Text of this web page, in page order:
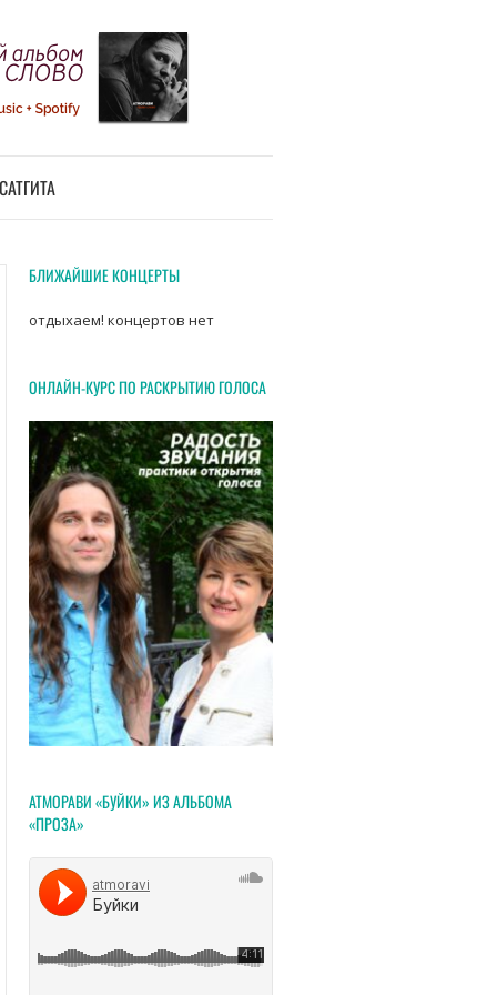
САТГИТА
БЛИЖАЙШИЕ КОНЦЕРТЫ
отдыхаем! концертов нет
ОНЛАЙН-КУРС ПО РАСКРЫТИЮ ГОЛОСА
АТМОРАВИ «БУЙКИ» ИЗ АЛЬБОМА
«ПРОЗА»